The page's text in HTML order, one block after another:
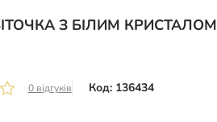
З БІЛИМ
0 відгуків Код: 136434